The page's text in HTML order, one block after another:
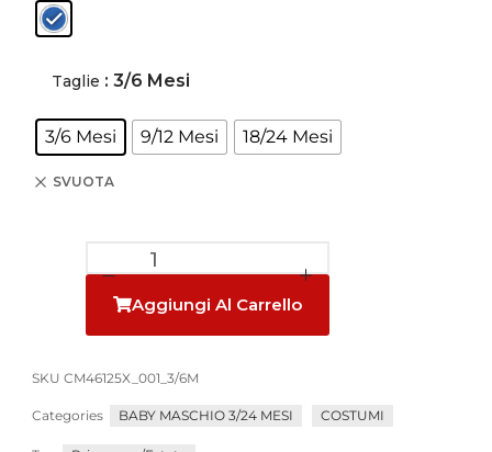
Taglie : 3/6 Mesi
3/6 Mesi 9/12 Mesi 18/24 Mesi
SVUOTA
Aggiungi Al Carrello
SKU CM46125X_001_3/6M
Categories BABY MASCHIO 3/24 MESI COSTUMI